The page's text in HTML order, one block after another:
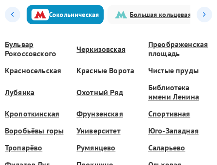
Сокольническая Большая кольцевая
Бульвар
Рокоссовского
Черкизовская
Преображенская
площадь
Красносельская
Красные Ворота Чистые пруды
Лубянка Охотный Ряд
Библиотека
имени Ленина
Кропоткинская
Фрунзенская
Спортивная
Воробьёвы горы
Университет
Юго-Западная
Тропарёво
Румянцево
Саларьево